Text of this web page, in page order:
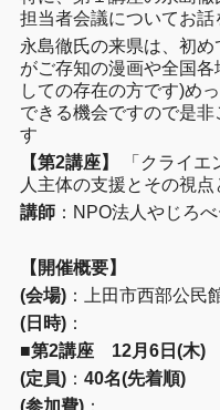
担当者会議についてお話
永島徹氏の来県は、初
がご存知の漫画や全国
しての存在の方です)め
できる機会ですので是
す
【第2講座】
「クライ
人主体の支援とその視点
講師 ：NPO法人やじ
【開催概要】
(会場) ：上田市西部公
(日時) ：
■第2講座 12月6日(木)
(定員) ：40名(先着順)
(参加費) ：